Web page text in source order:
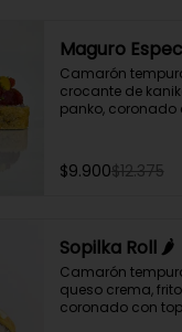
Maguro
Camarón
crocante de
panko, coronado
$9.900$12.375
Sopilka Roll 🌶️
Camarón
queso crema,
coronado con